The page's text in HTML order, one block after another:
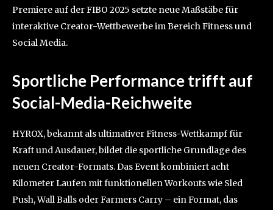
Premiere auf der FIBO 2025 setzte neue Maßstäbe für
interaktive Creator-Wettbewerbe im Bereich Fitness und
Social Media.
Sportliche Performance trifft auf
Social-Media-Reichweite
HYROX, bekannt als ultimativer Fitness-Wettkampf für
Kraft und Ausdauer, bildet die sportliche Grundlage des
neuen Creator-Formats. Das Event kombiniert acht
Kilometer Laufen mit funktionellen Workouts wie Sled
Push, Wall Balls oder Farmers Carry – ein Format, das